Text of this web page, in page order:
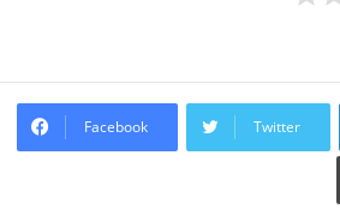
Facebook Twitter